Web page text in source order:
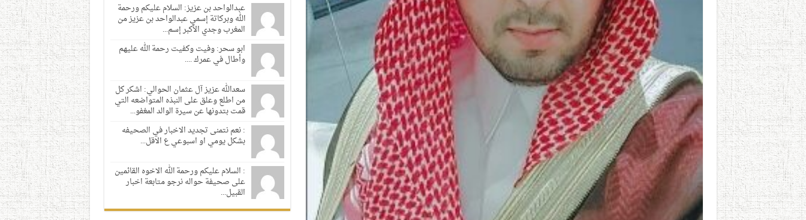
عبدالواحد بن عزيز: السلام عليكم ورحمة
الله وبركاتة إسمي عبدالواحد بن عزيز من
المغرب وجدي الأكبر إسم...
ابو سحر: وفيت وكفيت رحمة الله عليهم
وأطال في عمرك ....
سعدالله عزيز آل عثمان الحوالي: اشكر كل
من اطلع وعلق على النبذه المتواضعه التي
قمت بتدونها عن سيرة الوالد المغفو...
: نعم نتمنى تجديد الاخبار في الصحيفه
بشكل يومي او اسبوعي ع الاقل...
: السلام عليكم ورحمة الله الاخوه القائمين
على صحيفة حواله نرجو متابعة اخبار
القبيل...